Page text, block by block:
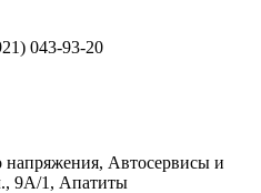
043-93-20
напряжения, Автосервисы и
9А/1, Апатиты